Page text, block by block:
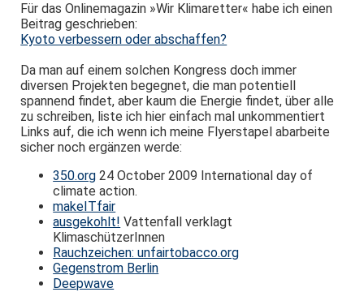
Für das Onlinemagazin »Wir Klimaretter« habe ich einen
Beitrag geschrieben:
Kyoto verbessern oder abschaffen?
Da man auf einem solchen Kongress doch immer
diversen Projekten begegnet, die man potentiell
spannend findet, aber kaum die Energie findet, über alle
zu schreiben, liste ich hier einfach mal unkommentiert
Links auf, die ich wenn ich meine Flyerstapel abarbeite
sicher noch ergänzen werde:
350.org 24 October 2009 International day of
climate action.
makeITfair
ausgekohlt! Vattenfall verklagt
KlimaschützerInnen
Rauchzeichen: unfairtobacco.org
Gegenstrom Berlin
Deepwave